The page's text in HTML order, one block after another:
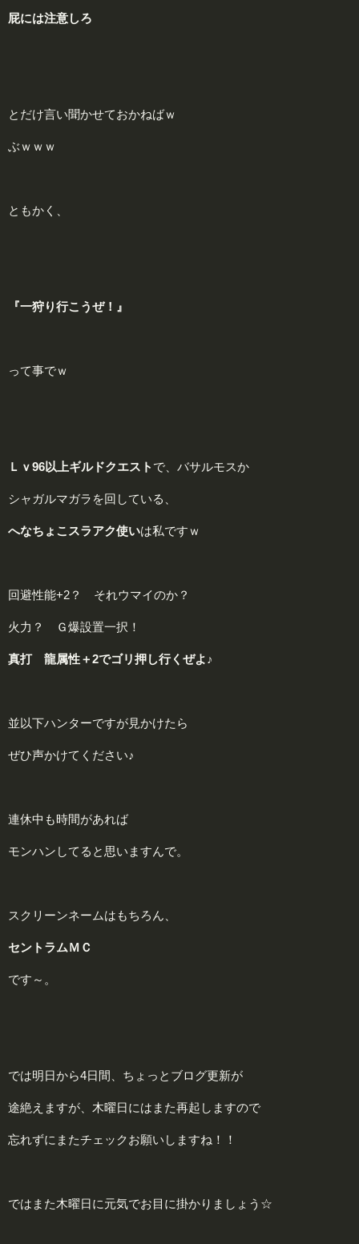
屁には注意しろ
とだけ言い聞かせておかねばｗ
ぶｗｗｗ
ともかく、
『一狩り行こうぜ！』
って事でｗ
Ｌｖ96以上ギルドクエスト で、バサルモスか
シャガルマガラを回している、
へなちょこスラアク使いは私ですｗ
回避性能+2？ それウマイのか？
火力？ Ｇ爆設置一択！
真打 龍属性＋2でゴリ押し行くぜよ♪
並以下ハンターですが見かけたら
ぜひ声かけてください♪
連休中も時間があれば
モンハンしてると思いますんで。
スクリーンネームはもちろん、
セントラムＭＣ
です～。
では明日から4日間、ちょっとブログ更新が
途絶えますが、木曜日にはまた再起しますので
忘れずにまたチェックお願いしますね！！
ではまた木曜日に元気でお目に掛かりましょう☆